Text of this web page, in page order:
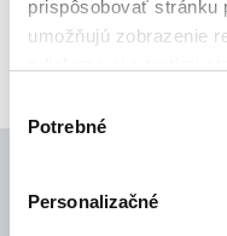
prispôsobovať stránku
umožňujú zobrazenie
súhlasu
Potrebné
Personalizačné